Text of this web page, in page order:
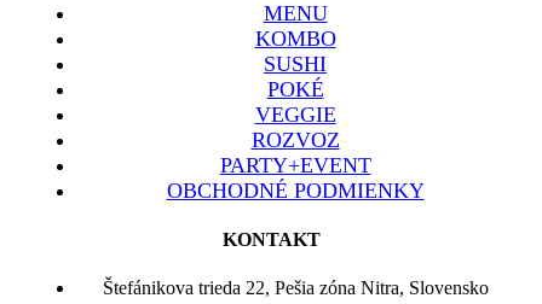
MENU
KOMBO
SUSHI
POKÉ
VEGGIE
ROZVOZ
PARTY+EVENT
OBCHODNÉ PODMIENKY
KONTAKT
Štefánikova trieda 22, Pešia zóna Nitra, Slovensko